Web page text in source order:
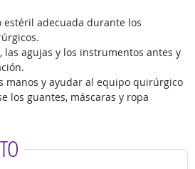
adecuada durante los
las agujas y los instrumentos antes y
manos y ayudar al equipo quirúrgico
los guantes, máscaras y ropa